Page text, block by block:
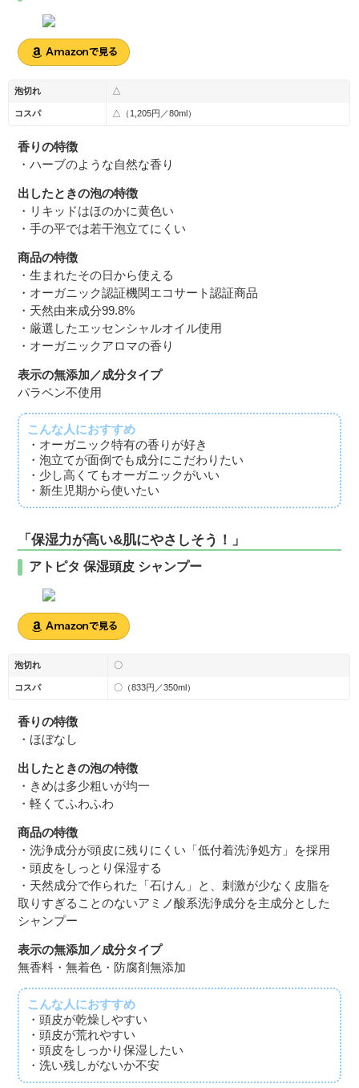
泡切れ △
コスパ △（1,205円／80ml）
香りの特徴
・ハーブのような自然な香り
出したときの泡の特徴
・リキッドはほのかに黄色い
・手の平では若干泡立てにくい
商品の特徴
・生まれたその日から使える
・オーガニック認証機関エコサート認証商品
・天然由来成分99.8%
・厳選したエッセンシャルオイル使用
・オーガニックアロマの香り
表示の無添加／成分タイプ
パラベン不使用
こんな人におすすめ
・オーガニック特有の香りが好き
・泡立てが面倒でも成分にこだわりたい
・少し高くてもオーガニックがいい
・新生児期から使いたい
「保湿力が高い&肌にやさしそう！」
アトピタ 保湿頭皮 シャンプー
泡切れ 〇
コスパ 〇（833円／350ml）
香りの特徴
・ほぼなし
出したときの泡の特徴
・きめは多少粗いが均一
・軽くてふわふわ
商品の特徴
・洗浄成分が頭皮に残りにくい「低付着洗浄処方」を採用
・頭皮をしっとり保湿する
・天然成分で作られた「石けん」と、刺激が少なく皮脂を
取りすぎることのないアミノ酸系洗浄成分を主成分とした
シャンプー
表示の無添加／成分タイプ
無香料・無着色・防腐剤無添加
こんな人におすすめ
・頭皮が乾燥しやすい
・頭皮が荒れやすい
・頭皮をしっかり保湿したい
・洗い残しがないか不安